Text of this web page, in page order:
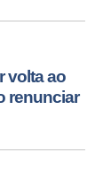
volta ao
renunciar